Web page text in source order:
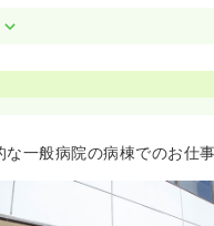
一般病院の病棟でのお仕